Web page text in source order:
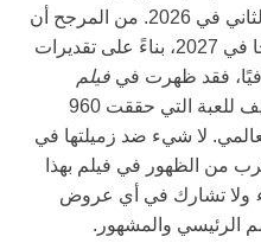
الموسم الثاني في 2026. من المرجح أن
الثالث متاحًا في 2027، بناءً على تقديرات
فقد ظهرت في فيلم
في 2025، وهي التكيف للعبة التي حققت 960
لا شيء ضد زميلتها في
من الظهور في فيلم بهذا
ولا تشارك في أي عروض
الرئيسي والمشهور.